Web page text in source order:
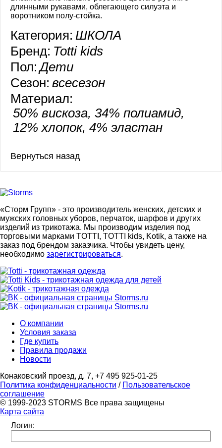
длинными рукавами, облегающего силуэта и
воротником полу-стойка.
Категория: ШКОЛА
Бренд: Totti kids
Пол: Дети
Сезон: всесезон
Материал:
50% вискоза, 34% полиамид,
12% хлопок, 4% эластан
«Сторм Групп» - это производитель женских, детских и
мужских головных уборов, перчаток, шарфов и других
изделий из трикотажа. Мы производим изделия под
торговыми марками TOTTI, TOTTI kids, Kotik, а также на
заказ под брендом заказчика. Чтобы увидеть цену,
необходимо зарегистрироваться.
О компании
Условия заказа
Где купить
Правила продажи
Новости
Конаковский проезд, д. 7, +7 495 925-01-25
Политика конфиденциальности / Пользовательское
соглашение
© 1999-2023 STORMS Все права защищены
Карта сайта
Логин: